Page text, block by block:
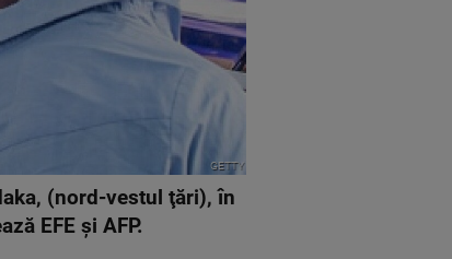
GETTY
(nord-vestul ţări), în
EFE şi AFP.